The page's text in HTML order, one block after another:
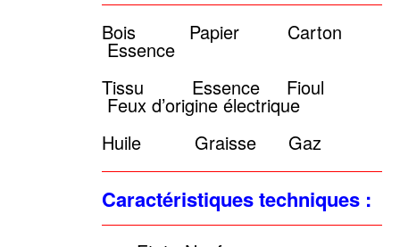
Bois Papier Carton
Essence
Tissu Essence Fioul
Feux d’origine électrique
Huile Graisse Gaz
Caractéristiques techniques :